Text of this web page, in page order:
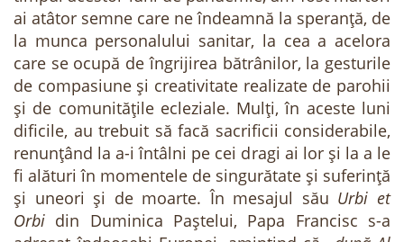
ai atâtor semne care ne îndeamnă la speranță, de
la munca personalului sanitar, la cea a acelora
care se ocupă de îngrijirea bătrânilor, la gesturile
de compasiune și creativitate realizate de parohii
și de comunitățile ecleziale. Mulți, în aceste luni
dificile, au trebuit să facă sacrificii considerabile,
renunțând la a-i întâlni pe cei dragi ai lor și la a le
fi alături în momentele de singurătate și suferință
și uneori și de moarte. În mesajul său Urbi et
Orbi din Duminica Paștelui, Papa Francisc s-a